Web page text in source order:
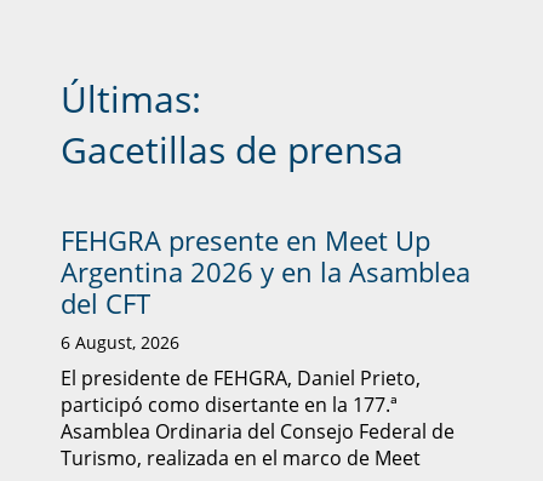
Últimas:
Gacetillas de prensa
FEHGRA presente en Meet Up
Argentina 2026 y en la Asamblea
del CFT
6 August, 2026
El presidente de FEHGRA, Daniel Prieto,
participó como disertante en la 177.ª
Asamblea Ordinaria del Consejo Federal de
Turismo, realizada en el marco de Meet